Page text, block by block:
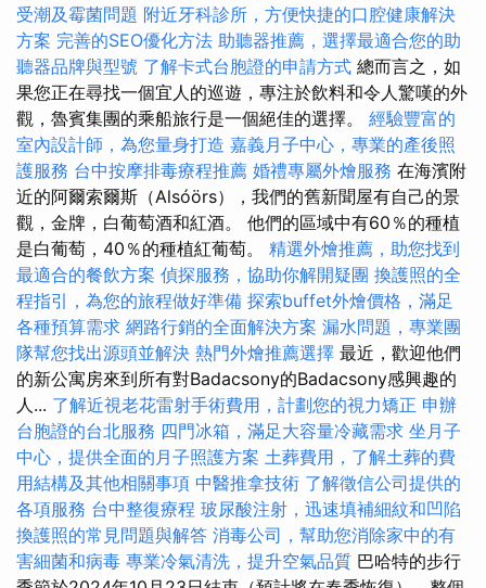
受潮及霉菌問題 附近牙科診所，方便快捷的口腔健康解決
方案 完善的SEO優化方法 助聽器推薦，選擇最適合您的助
聽器品牌與型號 了解卡式台胞證的申請方式 總而言之，如
果您正在尋找一個宜人的巡遊，專注於飲料和令人驚嘆的外
觀，魯賓集團的乘船旅行是一個絕佳的選擇。 經驗豐富的
室內設計師，為您量身打造 嘉義月子中心，專業的產後照
護服務 台中按摩排毒療程推薦 婚禮專屬外燴服務 在海濱附
近的阿爾索爾斯（Alsóörs），我們的舊新聞屋有自己的景
觀，金牌，白葡萄酒和紅酒。 他們的區域中有60％的種植
是白葡萄，40％的種植紅葡萄。 精選外燴推薦，助您找到
最適合的餐飲方案 偵探服務，協助你解開疑團 換護照的全
程指引，為您的旅程做好準備 探索buffet外燴價格，滿足
各種預算需求 網路行銷的全面解決方案 漏水問題，專業團
隊幫您找出源頭並解決 熱門外燴推薦選擇 最近，歡迎他們
的新公寓房來到所有對Badacsony的Badacsony感興趣的
人... 了解近視老花雷射手術費用，計劃您的視力矯正 申辦
台胞證的台北服務 四門冰箱，滿足大容量冷藏需求 坐月子
中心，提供全面的月子照護方案 土葬費用，了解土葬的費
用結構及其他相關事項 中醫推拿技術 了解徵信公司提供的
各項服務 台中整復療程 玻尿酸注射，迅速填補細紋和凹陷
換護照的常見問題與解答 消毒公司，幫助您消除家中的有
害細菌和病毒 專業冷氣清洗，提升空氣品質 巴哈特的步行